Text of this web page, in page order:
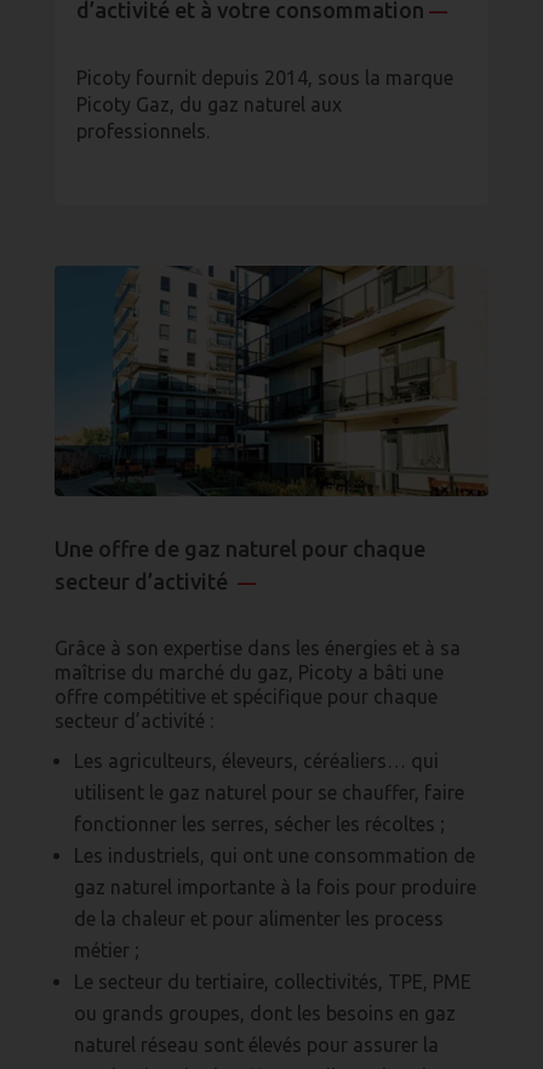
d’activité et à votre consommation —
Picoty fournit depuis 2014, sous la marque
Picoty Gaz, du gaz naturel aux
professionnels.
Une offre de gaz naturel pour chaque
secteur d’activité —
Grâce à son expertise dans les énergies et à sa
maîtrise du marché du gaz, Picoty a bâti une
offre compétitive et spécifique pour chaque
secteur d’activité :
Les agriculteurs, éleveurs, céréaliers… qui
utilisent le gaz naturel pour se chauffer, faire
fonctionner les serres, sécher les récoltes ;
Les industriels, qui ont une consommation de
gaz naturel importante à la fois pour produire
de la chaleur et pour alimenter les process
métier ;
Le secteur du tertiaire, collectivités, TPE, PME
ou grands groupes, dont les besoins en gaz
naturel réseau sont élevés pour assurer la